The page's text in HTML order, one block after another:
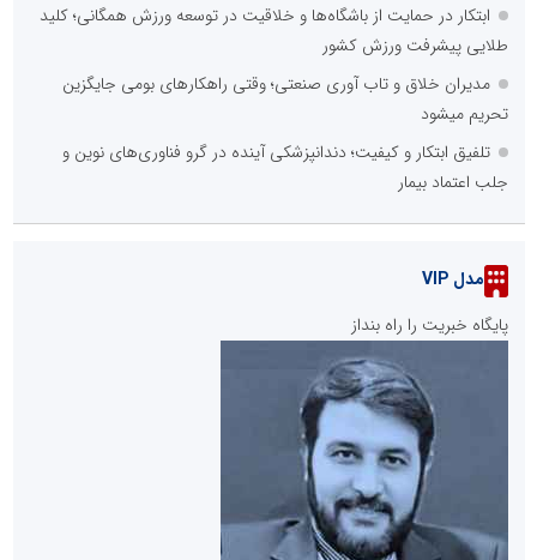
ابتکار در حمایت از باشگاه‌ها و خلاقیت در توسعه ورزش همگانی؛ کلید
طلایی پیشرفت ورزش کشور
مدیران خلاق و تاب آوری صنعتی؛ وقتی راهکارهای بومی جایگزین
تحریم میشود
تلفیق ابتکار و کیفیت؛ دندانپزشکی آینده در گرو فناوری‌های نوین و
جلب اعتماد بیمار
مدل VIP
پایگاه خبریت را راه بنداز